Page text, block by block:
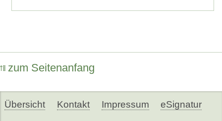
zum Seitenanfang
Übersicht Kontakt Impressum eSignatur